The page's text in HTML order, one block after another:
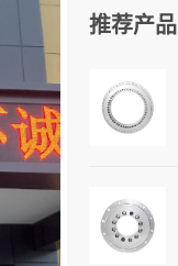
推荐产品